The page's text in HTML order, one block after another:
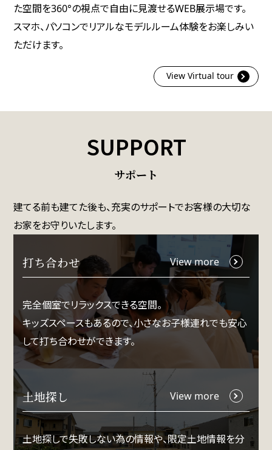
た空間を360°の視点で自由に見渡せるWEB展示場です。
スマホ、パソコンでリアルなモデルルーム体験をお楽しみい
ただけます。
View Virtual tour
SUPPORT
サポート
建てる前も建てた後も、充実のサポートでお客様の大切な
お家をお守りいたします。
打ち合わせ View more
完全個室でリラックスできる空間。
キッズスペースもあるので、小さなお子様連れでも安心
して打ち合わせができます。
土地探し View more
土地探しで失敗しない為の情報や、限定土地情報を分